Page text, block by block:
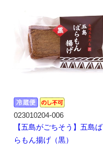
023010204-006
【五島がごちそう】五島ば
らもん揚げ（黒）